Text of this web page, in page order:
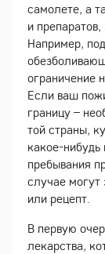
самолете, а
и
Например,
ограничение
Если ваш
границу –
той страны,
какое-нибудь
пребывания
случае могут
или рецепт.
В первую
лекарства,